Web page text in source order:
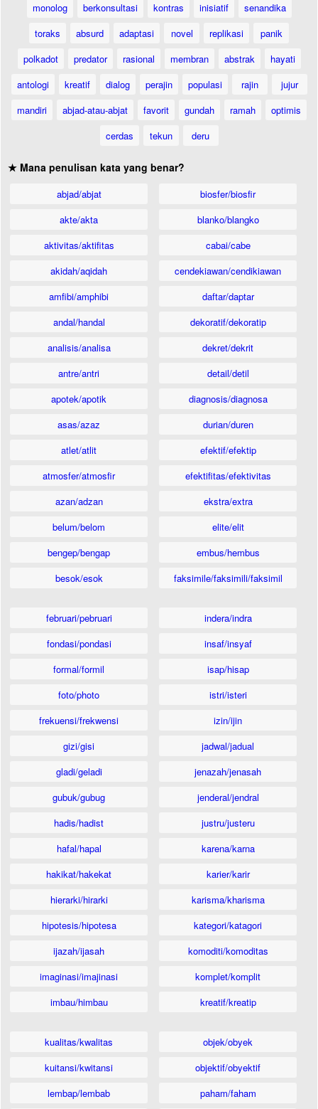
monolog
berkonsultasi kontras inisiatif
senandika
toraks
absurd adaptasi novel replikasi
panik
polkadot
predator rasional membran abstrak
hayati
antologi
kreatif dialog perajin populasi rajin
jujur
mandiri
abjad-atau-abjat favorit gundah ramah
optimis
cerdas
tekun deru
★ Mana penulisan kata yang benar?
abjad/abjat
akte/akta
aktivitas/aktifitas
akidah/aqidah
amfibi/amphibi
andal/handal
analisis/analisa
antre/antri
apotek/apotik
asas/azaz
atlet/atlit
atmosfer/atmosfir
azan/adzan
belum/belom
bengep/bengap
besok/esok
biosfer/biosfir
blanko/blangko
cabai/cabe
cendekiawan/cendikiawan
daftar/daptar
dekoratif/dekoratip
dekret/dekrit
detail/detil
diagnosis/diagnosa
durian/duren
efektif/efektip
efektifitas/efektivitas
ekstra/extra
elite/elit
embus/hembus
faksimile/faksimili/faksimil
februari/pebruari
fondasi/pondasi
formal/formil
foto/photo
frekuensi/frekwensi
gizi/gisi
gladi/geladi
gubuk/gubug
hadis/hadist
hafal/hapal
hakikat/hakekat
hierarki/hirarki
hipotesis/hipotesa
ijazah/ijasah
imaginasi/imajinasi
imbau/himbau
indera/indra
insaf/insyaf
isap/hisap
istri/isteri
izin/ijin
jadwal/jadual
jenazah/jenasah
jenderal/jendral
justru/justeru
karena/karna
karier/karir
karisma/kharisma
kategori/katagori
komoditi/komoditas
komplet/komplit
kreatif/kreatip
kualitas/kwalitas
kuitansi/kwitansi
lembap/lembab
objek/obyek
objektif/obyektif
paham/faham